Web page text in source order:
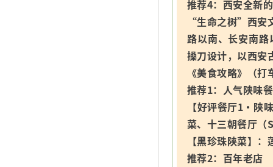
推荐4：西安全
“生命之树”西安
路以南、长安南
操刀设计，以西安
《美食攻略》（
推荐1：人气陕味
【好评餐厅1·陕
菜、十三朝餐厅
【黑珍珠陕菜】
推荐2：百年老店